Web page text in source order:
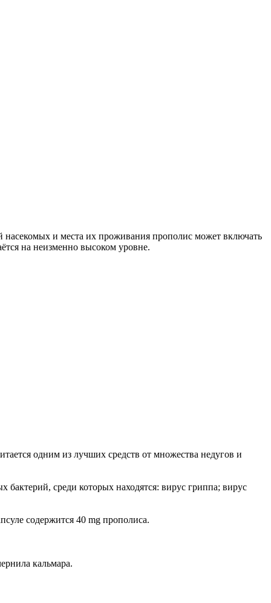
насекомых и места их проживания прополис может включать
на неизменно высоком уровне.
одним из лучших средств от множества недугов и
бактерий, среди которых находятся: вирус гриппа; вирус
содержится 40 mg прополиса.
кальмара.